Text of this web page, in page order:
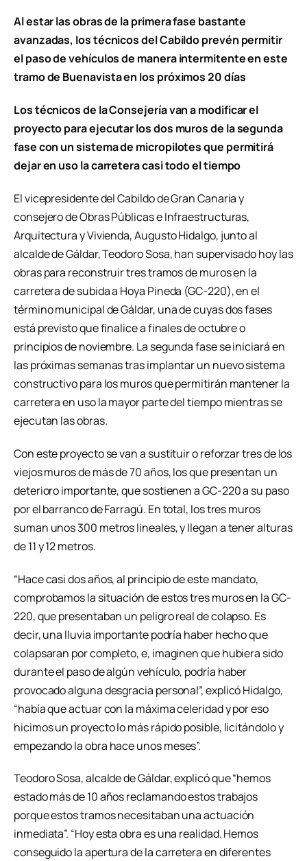
Al estar las obras de la primera fase bastante
avanzadas, los técnicos del Cabildo prevén permitir
el paso de vehículos de manera intermitente en este
tramo de Buenavista en los próximos 20 días
Los técnicos de la Consejería van a modificar el
proyecto para ejecutar los dos muros de la segunda
fase con un sistema de micropilotes que permitirá
dejar en uso la carretera casi todo el tiempo
El vicepresidente del Cabildo de Gran Canaria y
consejero de Obras Públicas e Infraestructuras,
Arquitectura y Vivienda, Augusto Hidalgo, junto al
alcalde de Gáldar, Teodoro Sosa, han supervisado hoy las
obras para reconstruir tres tramos de muros en la
carretera de subida a Hoya Pineda (GC-220), en el
término municipal de Gáldar, una de cuyas dos fases
está previsto que finalice a finales de octubre o
principios de noviembre. La segunda fase se iniciará en
las próximas semanas tras implantar un nuevo sistema
constructivo para los muros que permitirán mantener la
carretera en uso la mayor parte del tiempo mientras se
ejecutan las obras.
Con este proyecto se van a sustituir o reforzar tres de los
viejos muros de más de 70 años, los que presentan un
deterioro importante, que sostienen a GC-220 a su paso
por el barranco de Farragú. En total, los tres muros
suman unos 300 metros lineales, y llegan a tener alturas
de 11 y 12 metros.
“Hace casi dos años, al principio de este mandato,
comprobamos la situación de estos tres muros en la GC-
220, que presentaban un peligro real de colapso. Es
decir, una lluvia importante podría haber hecho que
colapsaran por completo, e, imaginen que hubiera sido
durante el paso de algún vehículo, podría haber
provocado alguna desgracia personal”, explicó Hidalgo,
“había que actuar con la máxima celeridad y por eso
hicimos un proyecto lo más rápido posible, licitándolo y
empezando la obra hace unos meses”.
Teodoro Sosa, alcalde de Gáldar, explicó que “hemos
estado más de 10 años reclamando estos trabajos
porque estos tramos necesitaban una actuación
inmediata”. “Hoy esta obra es una realidad. Hemos
conseguido la apertura de la carretera en diferentes